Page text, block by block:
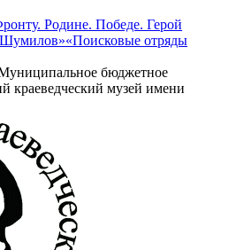
Родине. Победе. Герой
Шумилов»«Поисковые отряды
бюджетное
краеведческий музей имени